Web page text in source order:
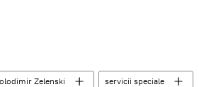
Zelenski servicii speciale